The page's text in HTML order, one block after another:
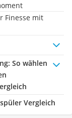
Finesse mit
: So wählen
Vergleich